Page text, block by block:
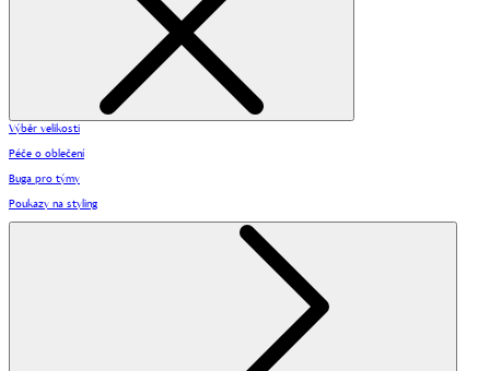
Výběr velikosti
Péče o oblečení
Buga pro týmy
Poukazy na styling